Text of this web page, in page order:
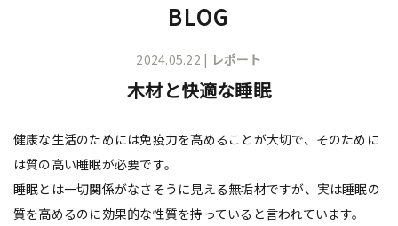
BLOG
2024.05.22 | レポート
木材と快適な睡眠
健康な生活のためには免疫力を高めることが大切で、そのために
は質の高い睡眠が必要です。
睡眠とは一切関係がなさそうに見える無垢材ですが、実は睡眠の
質を高めるのに効果的な性質を持っていると言われています。